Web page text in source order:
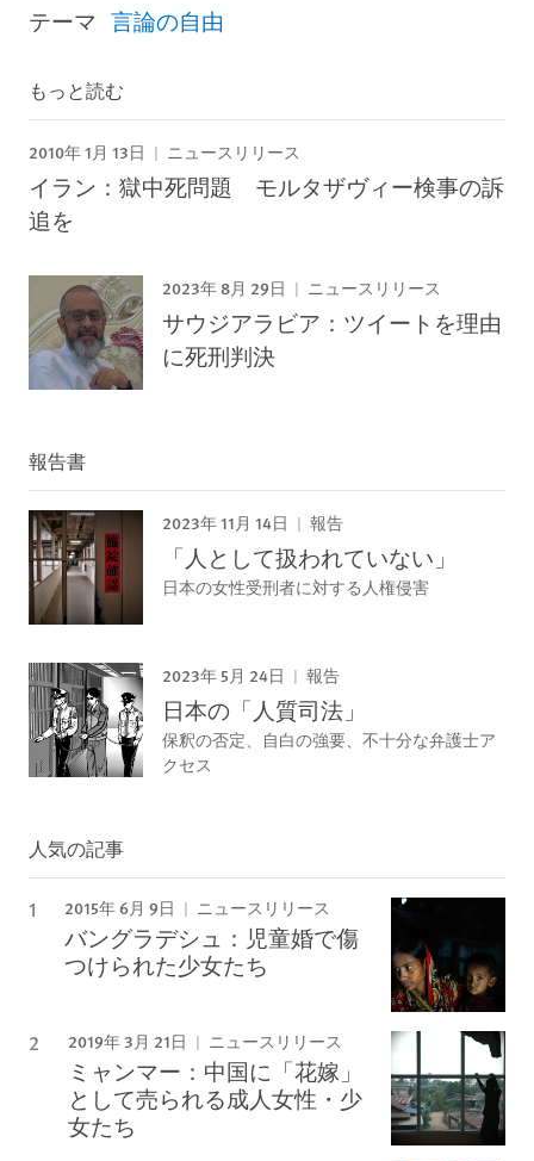
テーマ 言論の自由
もっと読む
2010年 1月 13日 ニュースリリース
イラン：獄中死問題 モルタザヴィー検事の訴
追を
2023年 8月 29日 ニュースリリース
サウジアラビア：ツイートを理由
に死刑判決
報告書
2023年 11月 14日 報告
「人として扱われていない」
日本の女性受刑者に対する人権侵害
2023年 5月 24日 報告
日本の「人質司法」
保釈の否定、自白の強要、不十分な弁護士ア
クセス
人気の記事
2015年 6月 9日 ニュースリリース
バングラデシュ：児童婚で傷
つけられた少女たち
2019年 3月 21日 ニュースリリース
ミャンマー：中国に「花嫁」
として売られる成人女性・少
女たち